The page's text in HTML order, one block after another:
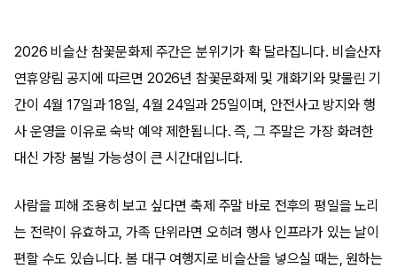
2026 비슬산 참꽃문화제 주간은 분위기가 확 달라집니다. 비슬산자
연휴양림 공지에 따르면 2026년 참꽃문화제 및 개화기와 맞물린 기
간이 4월 17일과 18일, 4월 24일과 25일이며, 안전사고 방지와 행
사 운영을 이유로 숙박 예약 제한됩니다. 즉, 그 주말은 가장 화려한
대신 가장 붐빌 가능성이 큰 시간대입니다.
사람을 피해 조용히 보고 싶다면 축제 주말 바로 전후의 평일을 노리
는 전략이 유효하고, 가족 단위라면 오히려 행사 인프라가 있는 날이
편할 수도 있습니다. 봄 대구 여행지로 비슬산을 넣으실 때는, 원하는